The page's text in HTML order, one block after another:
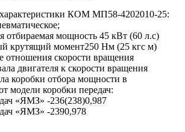
КОМ МП58-4202010-25:
отбираемая мощность 45 кВт (60 л.с)
крутящий момент250 Нм (25 кгс м)
отношения скорости вращения
двигателя к скорости вращения
коробки отбора мощности в
модели коробки передач:
«ЯМЗ» -236(238)0,987
«ЯМЗ» -2390,978